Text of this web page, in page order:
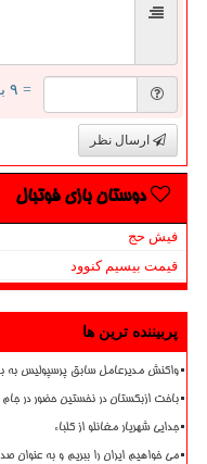
= ۹ بعلاوه ۵
ارسال نظر
دوستان بازی فوتبال
فیش حج
قیمت بیسیم کنوود
پربیننده ترین ها
واکنش مدیرعامل سابق پرسپولیس به
باخت ازبکستان در نخستین حضور در جام
جدایی شهریار مغانلو از کلباء
می خواهیم ایران را ببریم و به عنوان